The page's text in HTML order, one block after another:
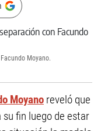
Moyano.
Moyano reveló que
su fin luego de estar